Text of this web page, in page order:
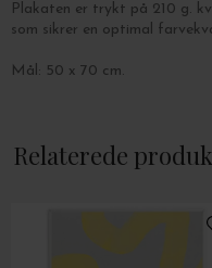
Plakaten er trykt på 210 g.
som sikrer en optimal
Mål: 50 x 70 cm.
Relaterede